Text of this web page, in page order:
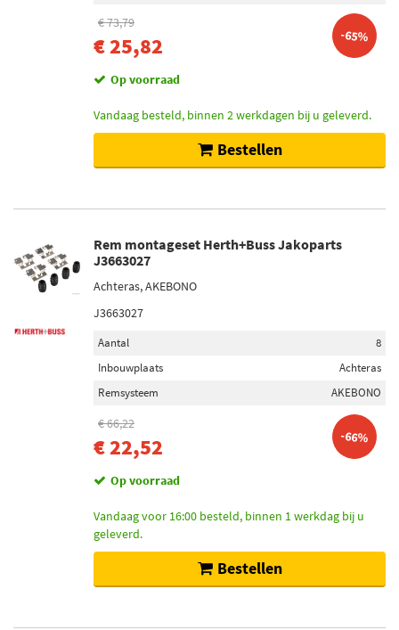
€ 73,79
€ 25,82 -65%
Op voorraad
Vandaag besteld, binnen 2 werkdagen bij u geleverd.
Bestellen
Rem montageset Herth+Buss Jakoparts
J3663027
Achteras, AKEBONO
J3663027
Aantal
8
Inbouwplaats
Achteras
Remsysteem
AKEBONO
€ 66,22
€ 22,52 -66%
Op voorraad
Vandaag voor 16:00 besteld, binnen 1 werkdag bij u
geleverd.
Bestellen